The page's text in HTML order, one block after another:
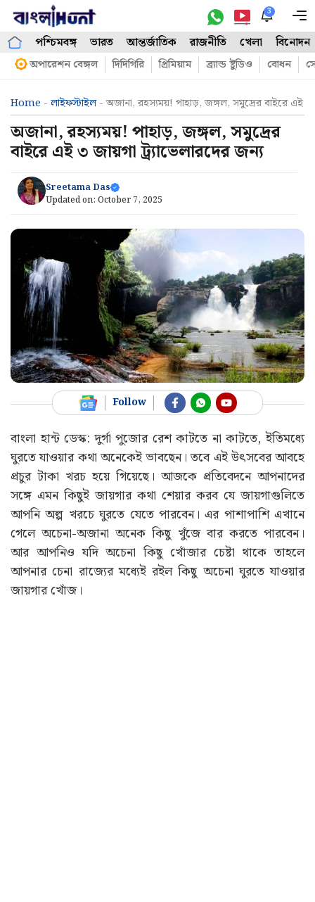
Skip
content
3
পশ্চিমবঙ্গ ভারত আন্তর্জাতিক রাজনীতি খেলা বিনোদন
অপারেশন বেঙ্গল দিদিগিরি প্রিমিয়াম ব্র্যান্ড ষ্টুডিও বোধন
Home - লাইফস্টাইল- অজানা, রহস্যময়! পাহাড়, জঙ্গল, সমুদ্রের বাইরে এই ৩
অজানা, রহস্যময়! পাহাড়, জঙ্গল, সমুদ্রের
বাইরে এই ৩ জায়গা ট্র্যাভেলারদের জন্য
Sreetama Das
Updated on: October 7, 2025
Follow
বাংলা হান্ট ডেস্ক: দুর্গা পুজোর রেশ কাটতে না কাটতে, ইতিমধ্যে
ঘুরতে যাওয়ার কথা অনেকেই ভাবছেন। তবে এই উৎসবের আবহে
প্রচুর টাকা খরচ হয়ে গিয়েছে। আজকে প্রতিবেদনে আপনাদের
সঙ্গে এমন কিছুই জায়গার কথা শেয়ার করব যে জায়গাগুলিতে
আপনি অল্প খরচে ঘুরতে যেতে পারবেন‌। এর পাশাপাশি এখানে
গেলে অচেনা-অজানা অনেক কিছু খুঁজে বার করতে পারবেন।
আর আপনিও যদি অচেনা কিছু খোঁজার চেষ্টা থাকে তাহলে
আপনার চেনা রাজ্যের মধ্যেই রইল কিছু অচেনা ঘুরতে যাওয়ার
জায়গার খোঁজ।